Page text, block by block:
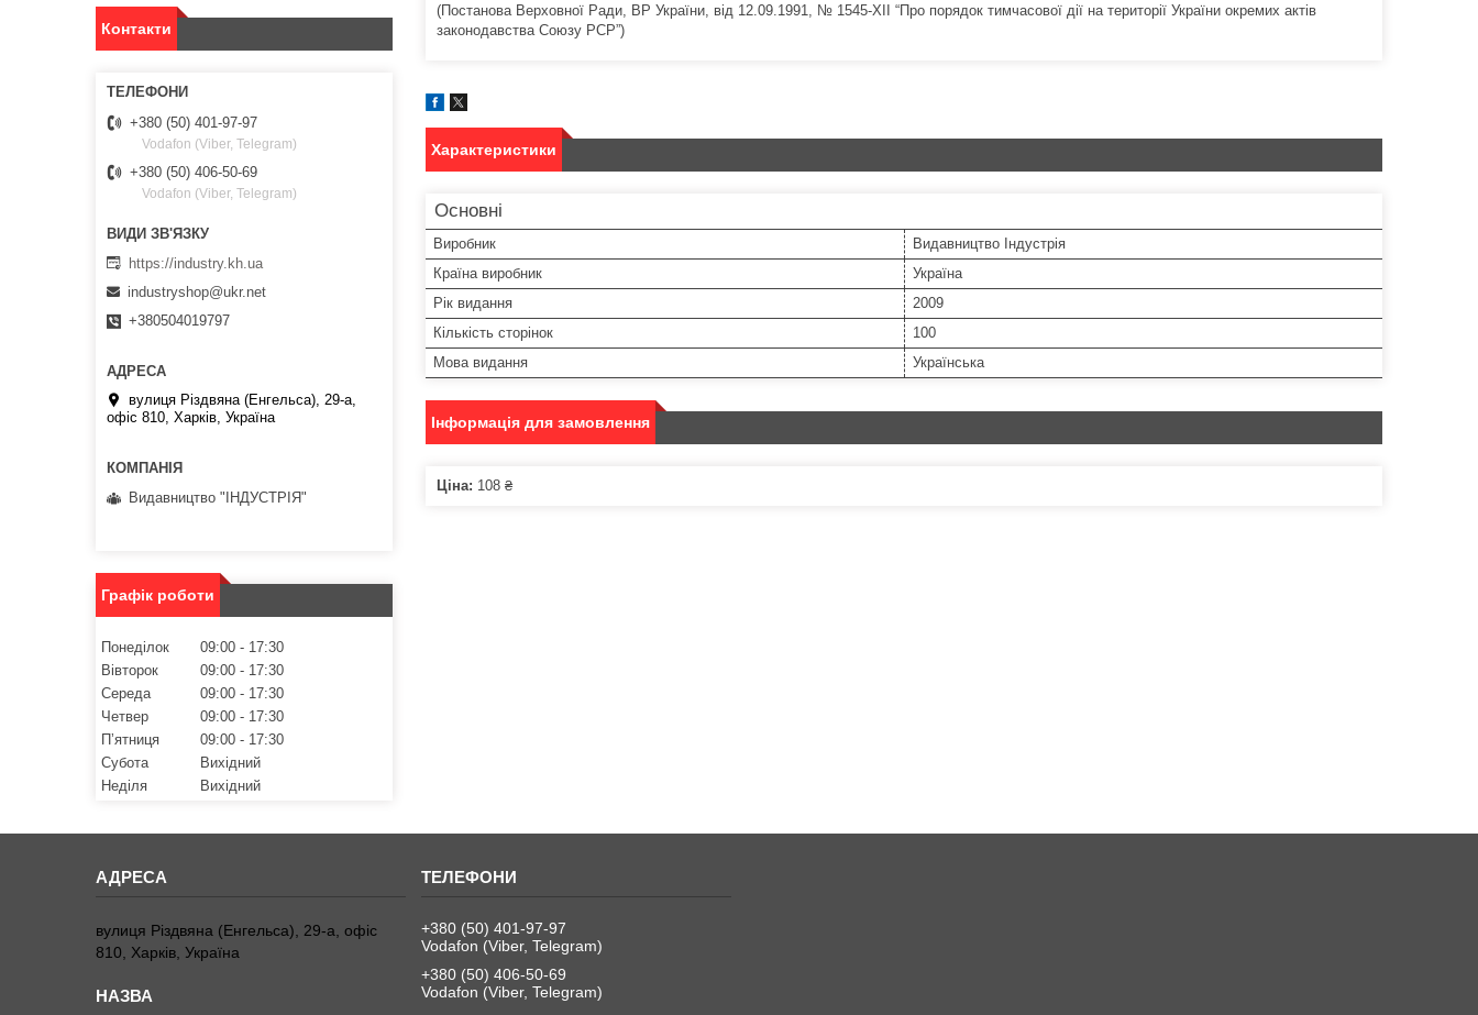
(Постанова Верховної Ради, ВР України, від 12.09.1991, № 1545-XII “Про порядок тимчасової дії на території України окремих актів
законодавства Союзу РСР”)
Характеристики
Основні
Виробник
Видавництво Індустрія
Країна виробник
Україна
Рік видання
2009
Кількість сторінок
100
Мова видання
Українська
Інформація для замовлення
Ціна: 108 ₴
Контакти
+380 (50) 401-97-97
Vodafon (Viber, Telegram)
+380 (50) 406-50-69
Vodafon (Viber, Telegram)
https://industry.kh.ua
industryshop@ukr.net
+380504019797
вулиця Різдвяна (Енгельса), 29-а,
офіс 810, Харків, Україна
Видавництво "ІНДУСТРІЯ"
Графік роботи
Понеділок 09:00
17:30
Вівторок
09:00
17:30
Середа
09:00
17:30
Четвер
09:00
17:30
Пʼятниця
09:00
17:30
Субота
Вихідний
Неділя
Вихідний
вулиця Різдвяна (Енгельса), 29-а, офіс
810, Харків, Україна
+380 (50) 401-97-97
Vodafon (Viber, Telegram)
+380 (50) 406-50-69
Vodafon (Viber, Telegram)